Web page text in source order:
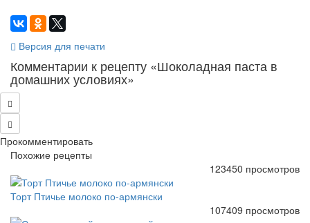
Версия для печати
Комментарии к рецепту «Шоколадная паста в
домашних условиях»
Прокомментировать
Похожие рецепты
123450 просмотров
Торт Птичье молоко по-армянски
107409 просмотров